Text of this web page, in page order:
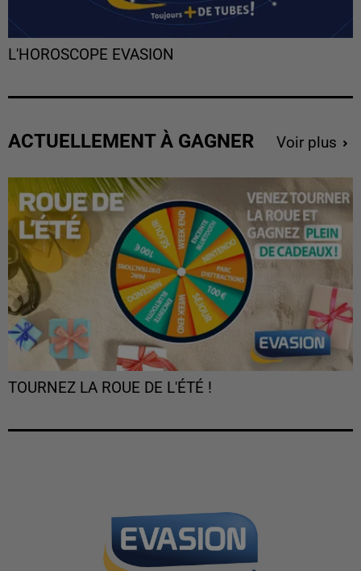
L'HOROSCOPE EVASION
ACTUELLEMENT À GAGNER Voir plus
TOURNEZ LA ROUE DE L'ÉTÉ !